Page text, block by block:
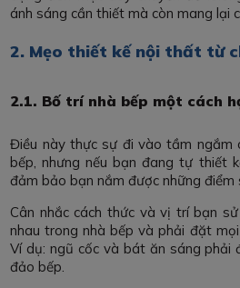
ánh sáng cần thiết mà còn mang lại
2. Mẹo thiết kế nội thất từ
2.1. Bố trí nhà bếp một cách
Điều này thực sự đi vào tầm ngắm
bếp, nhưng nếu bạn đang tự thiết
đảm bảo bạn nắm được những điểm
Cân nhắc cách thức và vị trí bạn
nhau trong nhà bếp và phải đặt
Ví dụ: ngũ cốc và bát ăn sáng phải
đảo bếp.